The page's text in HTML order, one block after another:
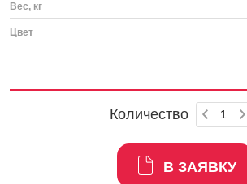
Вес, кг
Цвет
Количество
В ЗАЯВКУ